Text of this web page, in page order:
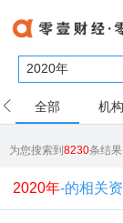
全部 机构
为您搜索到8230条结果
2020年-的相关